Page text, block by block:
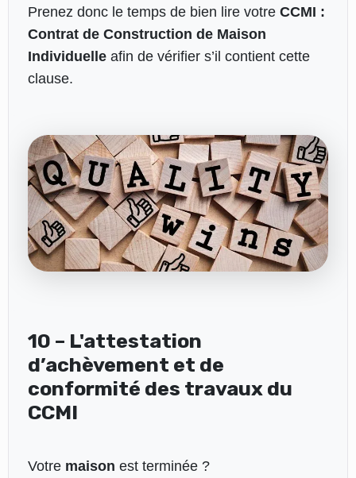
Prenez donc le temps de bien lire votre CCMI :
Contrat de Construction de Maison
Individuelleafin de vérifier s’il contient cette
clause.
10 – L'attestation
d’achèvement et de
conformité des travaux du
CCMI
Votre maison est terminée ?